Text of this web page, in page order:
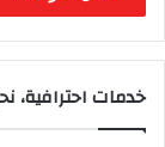
خدمات احترافية،